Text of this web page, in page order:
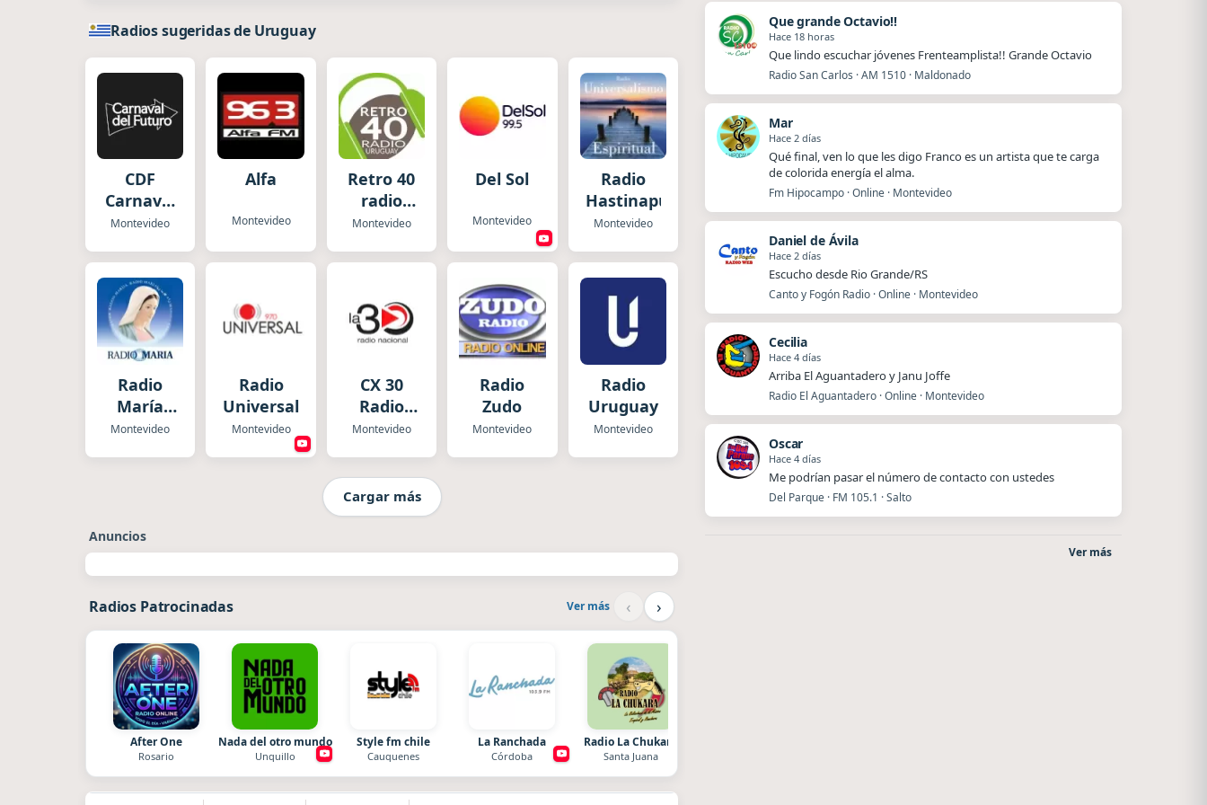
Radios sugeridas de Uruguay
CDF
Carnaval
del
Montevideo
Alfa
Montevideo
Retro 40
radio
Uruguay
Montevideo
Del Sol
Montevideo
Radio
Hastinapura
Montevideo
Radio
María
Uruguay
Montevideo
Radio
Universal
Montevideo
CX 30
Radio
Nacional
Montevideo
Radio
Zudo
Montevideo
Radio
Uruguay
Montevideo
Cargar más
Anuncios
Radios Patrocinadas Ver más ‹ ›
After One
Rosario
Nada del otro mundo
Unquillo
Style fm chile
Cauquenes
La Ranchada
Córdoba
Radio La Chukara
Santa Juana
Que grande Octavio!!
Hace 18 horas
Que lindo escuchar jóvenes Frenteamplista!! Grande Octavio
Radio San Carlos · AM 1510 · Maldonado
Mar
Hace 2 días
Qué final, ven lo que les digo Franco es un artista que te carga
de colorida energía el alma.
Fm Hipocampo · Online · Montevideo
Daniel de Ávila
Hace 2 días
Escucho desde Rio Grande/RS
Canto y Fogón Radio · Online · Montevideo
Cecilia
Hace 4 días
Arriba El Aguantadero y Janu Joffe
Radio El Aguantadero · Online · Montevideo
Oscar
Hace 4 días
Me podrían pasar el número de contacto con ustedes
Del Parque · FM 105.1 · Salto
Ver más